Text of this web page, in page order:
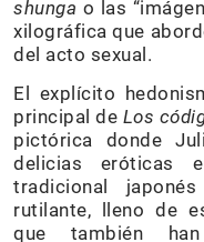
shunga o las
xilográfica que
del acto sexual.
El explícito
principal de Los
pictórica donde
delicias eróticas
tradicional
rutilante, lleno de
que también